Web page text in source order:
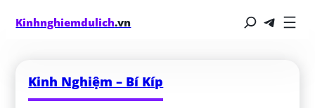
Kinhnghiemdulich.vn
Kinh Nghiệm – Bí Kíp